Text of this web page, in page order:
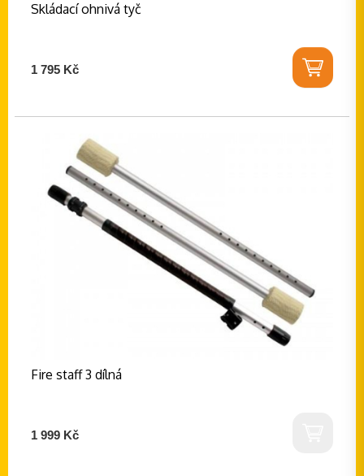
Skládací ohnivá tyč
1 795 Kč
Fire staff 3 dílná
1 999 Kč